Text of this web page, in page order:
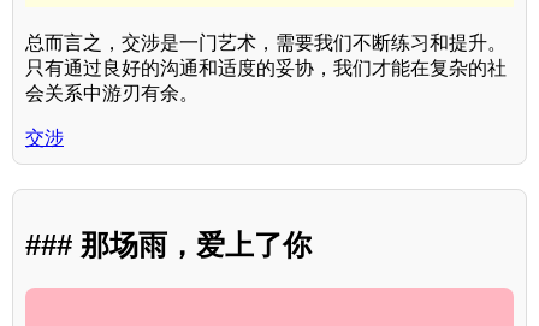
总而言之，交涉是一门艺术，需要我们不断练习和提升。
只有通过良好的沟通和适度的妥协，我们才能在复杂的社
会关系中游刃有余。
交涉
### 那场雨，爱上了你